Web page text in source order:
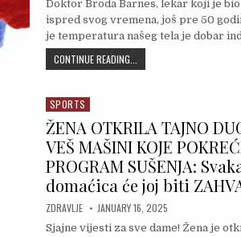
Doktor Broda Barnes, lekar koji je
ispred svog vremena, još pre 50
je temperatura našeg tela je dobar
CONTINUE READING...
Posted in
SPORTS
ŽENA OTKRILA TAJNO
VEŠ MAŠINI KOJE
PROGRAM SUŠENJA:
domaćica će joj biti
AUTHOR:
ZDRAVLJE PUBLISHED DATE:
JANUARY 16, 2025
Sjajne vijesti za sve dame! Žena je